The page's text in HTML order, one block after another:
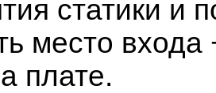
статики и
место входа
плате.